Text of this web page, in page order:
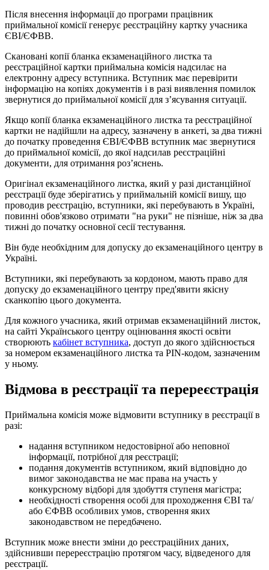
Після внесення інформації до програми працівник
приймальної комісії генерує реєстраційну картку учасника
ЄВІ/ЄФВВ.
Скановані копії бланка екзаменаційного листка та
реєстраційної картки приймальна комісія надсилає на
електронну адресу вступника. Вступник має перевірити
інформацію на копіях документів і в разі виявлення помилок
звернутися до приймальної комісії для з’ясування ситуації.
Якщо копії бланка екзаменаційного листка та реєстраційної
картки не надійшли на адресу, зазначену в анкеті, за два тижні
до початку проведення ЄВІ/ЄФВВ вступник має звернутися
до приймальної комісії, до якої надсилав реєстраційні
документи, для отримання роз’яснень.
Оригінал екзаменаційного листка, який у разі дистанційної
реєстрації буде зберігатись у приймальній комісії вишу, що
проводив реєстрацію, вступники, які перебувають в Україні,
повинні обов'язково отримати "на руки" не пізніше, ніж за два
тижні до початку основної сесії тестування.
Він буде необхідним для допуску до екзаменаційного центру в
Україні.
Вступники, які перебувають за кордоном, мають право для
допуску до екзаменаційного центру пред'явити якісну
сканкопію цього документа.
Для кожного учасника, який отримав екзаменаційний листок,
на сайті Українського центру оцінювання якості освіти
створюють кабінет вступника, доступ до якого здійснюється
за номером екзаменаційного листка та РIN-кодом, зазначеним
у ньому.
Відмова в реєстрації та перереєстрація
Приймальна комісія може відмовити вступнику в реєстрації в
разі:
надання вступником недостовірної або неповної
інформації, потрібної для реєстрації;
подання документів вступником, який відповідно до
вимог законодавства не має права на участь у
конкурсному відборі для здобуття ступеня магістра;
необхідності створення особі для проходження ЄВІ та/
або ЄФВВ особливих умов, створення яких
законодавством не передбачено.
Вступник може внести зміни до реєстраційних даних,
здійснивши перереєстрацію протягом часу, відведеного для
реєстрації.